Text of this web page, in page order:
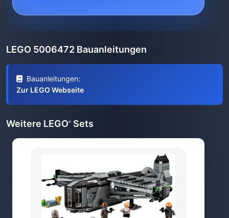
LEGO 5006472 Bauanleitungen
Bauanleitungen:
Zur LEGO Webseite
Weitere LEGO® Sets